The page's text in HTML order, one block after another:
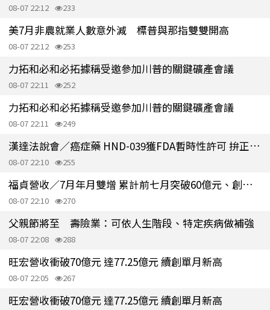
08-07 22:12 233
美7月非農就業人數意外減 標普與那指雙雙開高
08-07 22:12 253
力拓和必和必拓據稱受邀參加川普的關鍵礦產會議
08-07 22:11 252
力拓和必和必拓據稱受邀參加川普的關鍵礦產會議
08-07 22:11 249
漢達法說會／癌症藥 HND-039獲FDA暫時性許可 拚正式藥證帶動營運轉折
08-07 22:10 255
福貞營收／7月年月雙增 累計前七月突破60億元、創同期新高
08-07 22:10 270
父親節將至 壽險業：可依人生階段、特定疾病做補強
08-07 22:08 288
旺宏營收衝破70億元 達77.25億元 續創單月新高
08-07 22:05 267
旺宏營收衝破70億元 達77.25億元 續創單月新高